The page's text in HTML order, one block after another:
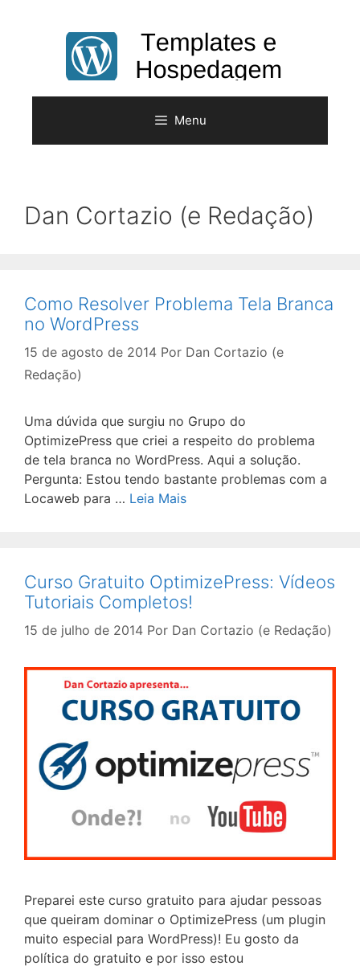
Menu
Dan Cortazio (e Redação)
Como Resolver Problema Tela Branca
no WordPress
15 de agosto de 2014 Por Dan Cortazio (e
Redação)
Uma dúvida que surgiu no Grupo do
OptimizePress que criei a respeito do problema
de tela branca no WordPress. Aqui a solução.
Pergunta: Estou tendo bastante problemas com a
Locaweb para … Leia Mais
Curso Gratuito OptimizePress: Vídeos
Tutoriais Completos!
15 de julho de 2014 Por Dan Cortazio (e Redação)
Preparei este curso gratuito para ajudar pessoas
que queiram dominar o OptimizePress (um plugin
muito especial para WordPress)! Eu gosto da
política do gratuito e por isso estou